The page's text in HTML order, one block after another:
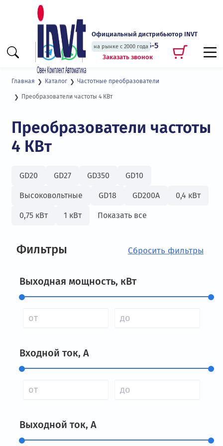
Официальный дистрибьютор INVT
на рынке с 2000 года
+7 (495) 135-135-5
Заказать звонок
Главная Каталог Частотные преобразователи
Преобразователи частоты 4 КВт
Преобразователи частоты
4 КВт
GD20 GD27 GD350 GD10
Высоковольтные GD18 GD200А 0,4 кВт
0,75 кВт 1 кВт Показать все
Фильтры
Выходная мощность, кВт
Входной ток, А
Выходной ток, А